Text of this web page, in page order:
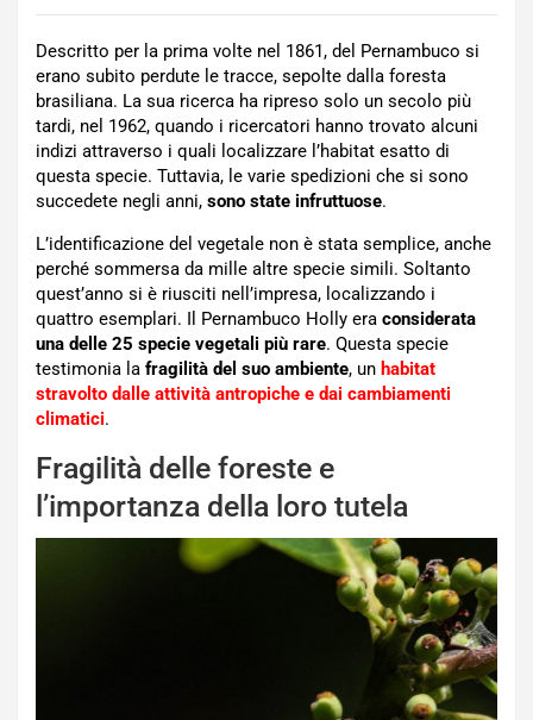
Descritto per la prima volte nel 1861, del Pernambuco si
erano subito perdute le tracce, sepolte dalla foresta
brasiliana. La sua ricerca ha ripreso solo un secolo più
tardi, nel 1962, quando i ricercatori hanno trovato alcuni
indizi attraverso i quali localizzare l’habitat esatto di
questa specie. Tuttavia, le varie spedizioni che si sono
succedete negli anni, sono state infruttuose.
L’identificazione del vegetale non è stata semplice, anche
perché sommersa da mille altre specie simili. Soltanto
quest’anno si è riusciti nell’impresa, localizzando i
quattro esemplari. Il Pernambuco Holly era considerata
una delle 25 specie vegetali più rare. Questa specie
testimonia la fragilità del suo ambiente, un habitat
stravolto dalle attività antropiche e dai cambiamenti
climatici.
Fragilità delle foreste e
l’importanza della loro tutela